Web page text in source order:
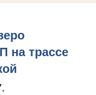
на трассе